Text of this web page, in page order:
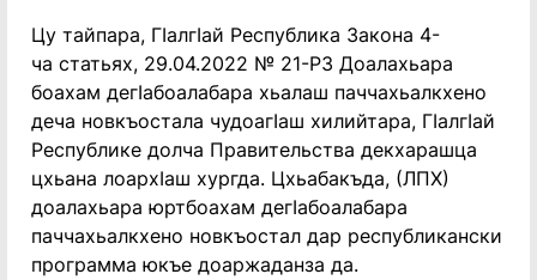
Цу тайпара, ГIалгIай Республика Закона 4-
ча статьях, 29.04.2022 № 21-РЗ Доалахьара
боахам дегIабоалабара хьалаш паччахьалкхено
деча новкъостала чудоагIаш хилийтара, ГIалгIай
Республике долча Правительства декхарашца
цхьана лоархIаш хургда. Цхьабакъда, (ЛПХ)
доалахьара юртбоахам дегIабоалабара
паччахьалкхено новкъостал дар республикански
программа юкъе доаржаданза да.